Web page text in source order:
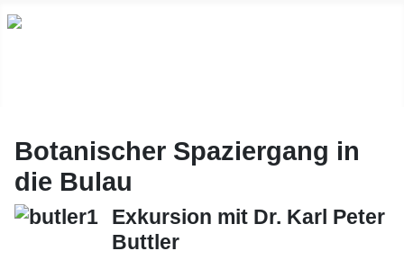
Botanischer Spaziergang in
die Bulau
Exkursion mit Dr. Karl Peter
Buttler